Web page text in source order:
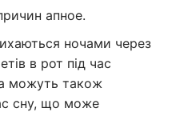
апное.
ночами через
в рот під час
можуть також
сну, що може